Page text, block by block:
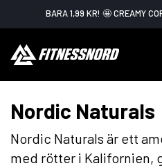
Skip to main contentVARNING FÖR FLASH
Nordic Naturals
Nordic Naturals är ett
med rötter i Kalifornien,